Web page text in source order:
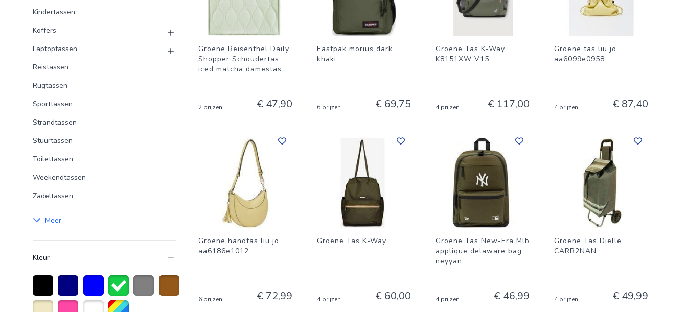
Kindertassen
Koffers
Laptoptassen
Reistassen
Rugtassen
Sporttassen
Strandtassen
Stuurtassen
Toilettassen
Weekendtassen
Zadeltassen
Meer
Kleur
Zwart Marineblauw
Blauw Groen
Groene Reisenthel Daily
Shopper Schoudertas
iced matcha damestas
2 prijzen € 47,90
Eastpak morius dark
khaki
6 prijzen € 69,75
Groene Tas K-Way
K8151XW V15
4 prijzen € 117,00
Groene tas liu jo
aa6099e0958
4 prijzen € 87,40
Groene handtas liu jo
aa6186e1012
6 prijzen € 72,99
Groene Tas K-Way
4 prijzen € 60,00
Groene Tas New-Era Mlb
applique delaware bag
neyyan
4 prijzen € 46,99
Groene Tas Dielle
CARR2NAN
4 prijzen € 49,99